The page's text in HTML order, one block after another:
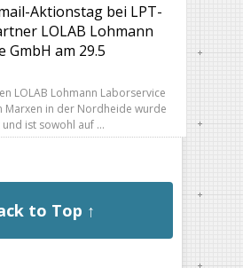
Aktionstag bei LPT-
LOLAB Lohmann
GmbH am 29.5
LOLAB Lohmann Laborservice
Marxen in der Nordheide wurde
ist sowohl auf …
to Top ↑